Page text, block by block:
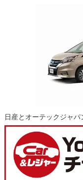
日産とオーテックジャ